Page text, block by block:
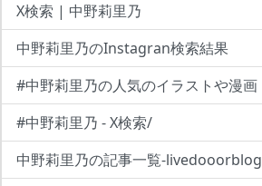
X検索 | 中野莉里乃
中野莉里乃のInstagran検索結果
#中野莉里乃の人気のイラストや漫画
#中野莉里乃 - X検索/
中野莉里乃の記事一覧-livedooorblog